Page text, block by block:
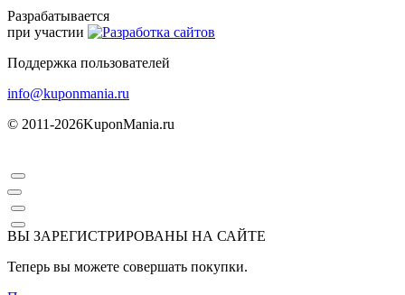
Разрабатывается
при участии
Поддержка пользователей
info@kuponmania.ru
© 2011-2026KuponMania.ru
ВЫ ЗАРЕГИСТРИРОВАНЫ НА САЙТЕ
Теперь вы можете совершать покупки.